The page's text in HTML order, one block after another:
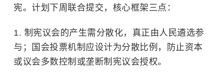
宪。计划下周联合提交，核心框架三点：
1. 制宪议会的产生需分散化，真正由人民遴选参
与；国会投票机制应设计为分散比例，防止资本
或议会多数控制或垄断制宪议会授权。